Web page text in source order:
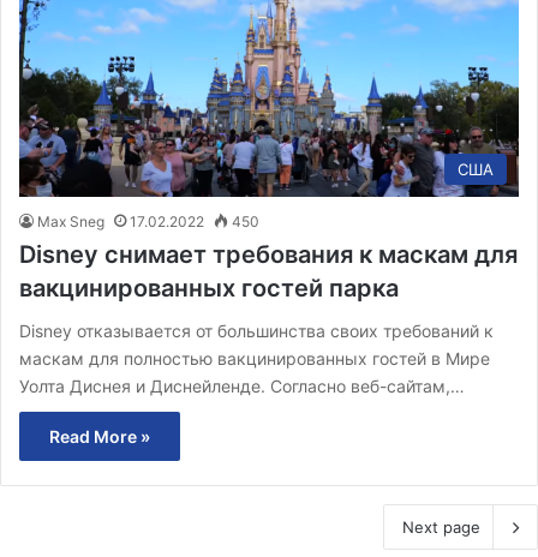
США
Max Sneg 17.02.2022 450
Disney снимает требования к маскам для
вакцинированных гостей парка
Disney отказывается от большинства своих требований к
маскам для полностью вакцинированных гостей в Мире
Уолта Диснея и Диснейленде. Согласно веб-сайтам,…
Read More »
Next page